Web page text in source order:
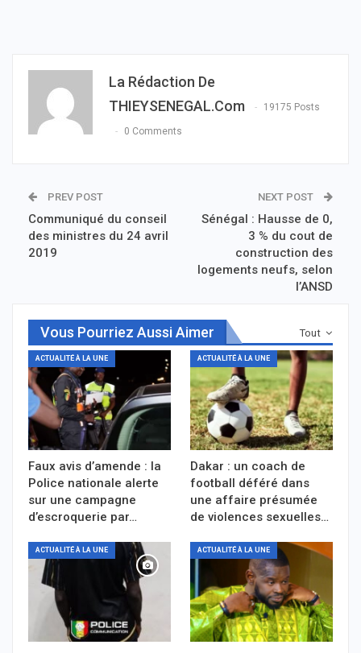
La Rédaction De
THIEYSENEGAL.com
19175 Posts
0 Comments
PREV POST
Communiqué du conseil
des ministres du 24 avril
2019
NEXT POST
Sénégal : Hausse de 0,
3 % du cout de
construction des
logements neufs, selon
l’ANSD
Tout
Vous Pourriez Aussi Aimer
ACTUALITÉ À LA UNE
Faux avis d’amende : la
Police nationale alerte
sur une campagne
d’escroquerie par…
ACTUALITÉ À LA UNE
Dakar : un coach de
football déféré dans
une affaire présumée
de violences sexuelles…
ACTUALITÉ À LA UNE ACTUALITÉ À LA UNE